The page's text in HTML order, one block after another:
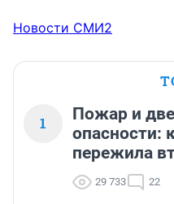
Новости СМИ2
1
Пожар и
опасности:
пережила
29 733 22